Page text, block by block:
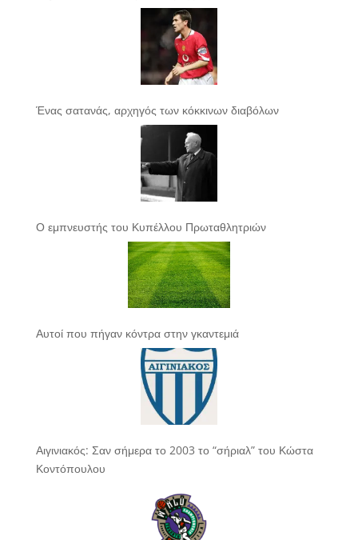
Ένας σατανάς, αρχηγός των κόκκινων διαβόλων
Ο εμπνευστής του Κυπέλλου Πρωταθλητριών
Αυτοί που πήγαν κόντρα στην γκαντεμιά
Αιγινιακός: Σαν σήμερα το 2003 το “σήριαλ” του Κώστα
Κοντόπουλου